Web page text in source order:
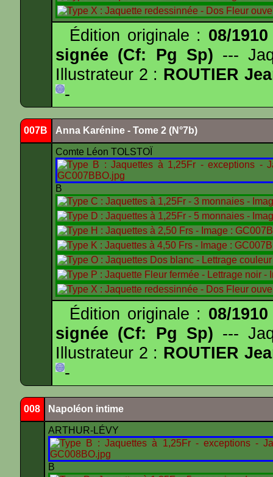
Édition originale : 08/1910
signée (Cf: Pg Sp) ---
Illustrateur 2 : ROUTIER
-
007B Anna Karénine - Tome 2 (N°7b)
Comte Léon TOLSTOÏ
B
Édition originale : 08/1910
signée (Cf: Pg Sp) ---
Illustrateur 2 : ROUTIER
-
008 Napoléon intime
ARTHUR-LÉVY
B